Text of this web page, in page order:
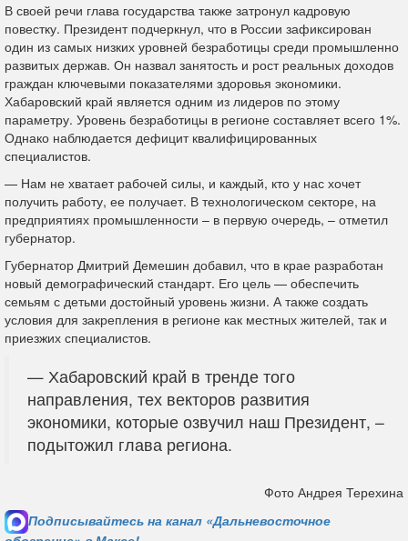
В своей речи глава государства также затронул кадровую
повестку. Президент подчеркнул, что в России зафиксирован
один из самых низких уровней безработицы среди промышленно
развитых держав. Он назвал занятость и рост реальных доходов
граждан ключевыми показателями здоровья экономики.
Хабаровский край является одним из лидеров по этому
параметру. Уровень безработицы в регионе составляет всего 1%.
Однако наблюдается дефицит квалифицированных
специалистов.
— Нам не хватает рабочей силы, и каждый, кто у нас хочет
получить работу, ее получает. В технологическом секторе, на
предприятиях промышленности – в первую очередь, – отметил
губернатор.
Губернатор Дмитрий Демешин добавил, что в крае разработан
новый демографический стандарт. Его цель — обеспечить
семьям с детьми достойный уровень жизни. А также создать
условия для закрепления в регионе как местных жителей, так и
приезжих специалистов.
— Хабаровский край в тренде того
направления, тех векторов развития
экономики, которые озвучил наш Президент, –
подытожил глава региона.
Фото Андрея Терехина
Подписывайтесь на канал «Дальневосточное